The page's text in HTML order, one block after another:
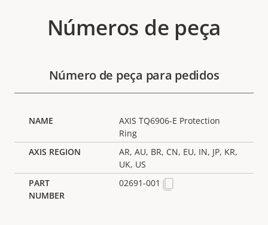
Números de peça
Número de peça para pedidos
AXIS TQ6906-E Protection
Ring
AR, AU, BR, CN, EU, IN, JP, KR,
UK, US
02691-001